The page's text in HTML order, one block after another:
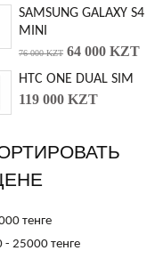
SAMSUNG GALAXY S4
MINI
76 000 KZT 64 000 KZT
HTC ONE DUAL SIM
119 000 KZT
тенге
- 25000 тенге